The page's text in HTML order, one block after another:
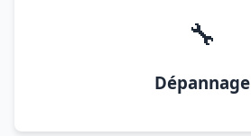
🔧
Dépannage